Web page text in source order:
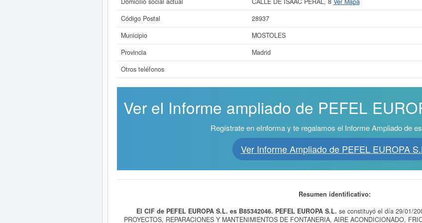
Código Postal
28937
Municipio
MOSTOLES
Provincia
Madrid
Otros teléfonos
Ver el Informe ampliado de PEFEL
Regístrate en eInforma y te regalamos el Informe Ampliado de
Ver Informe Ampliado de PEFEL EUROPA
Resumen identificativo:
El CIF de PEFEL EUROPA S.L. es B85342046. PEFEL EUROPA S.L. se constituyó el día 29/01/
PROYECTOS, REPARACIONES Y MANTENIMIENTOS DE FONTANERIA, AIRE ACONDICIONADO,